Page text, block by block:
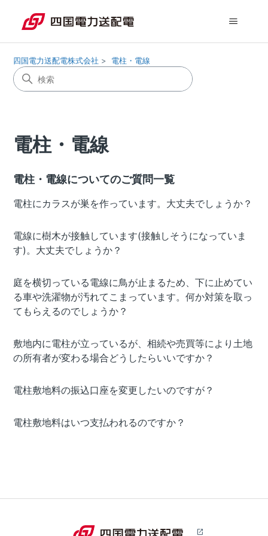
四国電力送配電株式会社 電柱・電線
電柱・電線
電柱・電線についてのご質問一覧
電柱にカラスが巣を作っています。大丈夫でしょうか？
電線に樹木が接触しています(接触しそうになっていま
す)。大丈夫でしょうか？
庭を横切っている電線に鳥が止まるため、下に止めてい
る車や洗濯物が汚れてこまっています。何か対策を取っ
てもらえるのでしょうか？
敷地内に電柱が立っているが、相続や売買等により土地
の所有者が変わる場合どうしたらいいですか？
電柱敷地料の振込口座を変更したいのですが？
電柱敷地料はいつ支払われるのですか？